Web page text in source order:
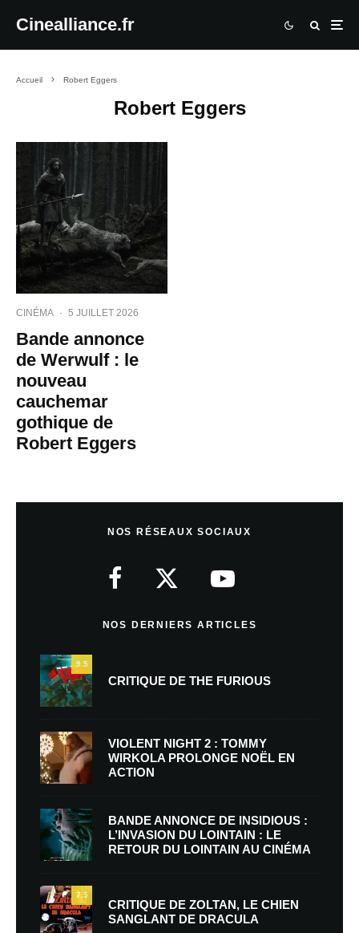
Cinealliance.fr
Accueil Robert Eggers
Robert Eggers
CINÉMA · 5 JUILLET 2026
Bande annonce
de Werwulf : le
nouveau
cauchemar
gothique de
Robert Eggers
NOS RÉSEAUX SOCIAUX
NOS DERNIERS ARTICLES
9.5
CRITIQUE DE THE FURIOUS
VIOLENT NIGHT 2 : TOMMY
WIRKOLA PROLONGE NOËL EN
ACTION
BANDE ANNONCE DE INSIDIOUS :
L’INVASION DU LOINTAIN : LE
RETOUR DU LOINTAIN AU CINÉMA
7.5
CRITIQUE DE ZOLTAN, LE CHIEN
SANGLANT DE DRACULA